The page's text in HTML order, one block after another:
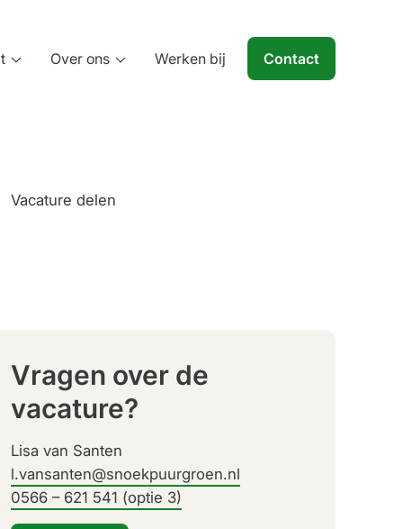
Over ons Werken bij Contact
Vacature delen
Vragen over de
vacature?
Lisa van Santen
l.vansanten@snoekpuurgroen.nl
0566 – 621 541 (optie 3)